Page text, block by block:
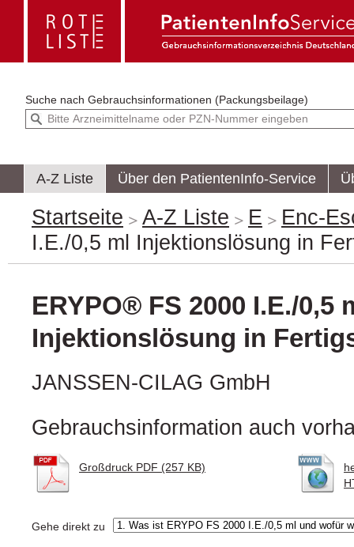
Suche nach Gebrauchsinformationen (Packungsbeilage)
A-Z Liste Über den PatientenInfo-Service
Startseite A-Z Liste E
Enc-
I.E./0,5 ml Injektionslösung in
ERYPO® FS 2000 I.E./0,5
Injektionslösung in
JANSSEN-CILAG GmbH
Gebrauchsinformation auch
Großdruck PDF (257 KB)
Gehe direkt zu